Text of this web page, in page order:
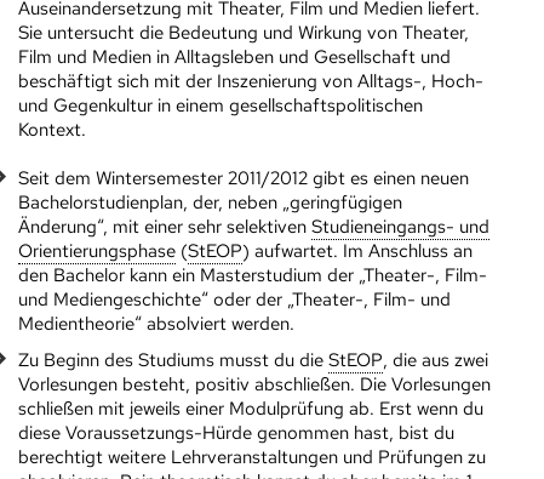
Auseinandersetzung mit Theater, Film und Medien liefert.
Sie untersucht die Bedeutung und Wirkung von Theater,
Film und Medien in Alltagsleben und Gesellschaft und
beschäftigt sich mit der Inszenierung von Alltags-, Hoch-
und Gegenkultur in einem gesellschaftspolitischen
Kontext.
Seit dem Wintersemester 2011/2012 gibt es einen neuen
Bachelorstudienplan, der, neben „geringfügigen
Änderung“, mit einer sehr selektiven Studieneingangs- und
Orientierungsphase(StEOP) aufwartet. Im Anschluss an
den Bachelor kann ein Masterstudium der „Theater-, Film-
und Mediengeschichte“ oder der „Theater-, Film- und
Medientheorie“ absolviert werden.
Zu Beginn des Studiums musst du die StEOP, die aus zwei
Vorlesungen besteht, positiv abschließen. Die Vorlesungen
schließen mit jeweils einer Modulprüfung ab. Erst wenn du
diese Voraussetzungs-Hürde genommen hast, bist du
berechtigt weitere Lehrveranstaltungen und Prüfungen zu